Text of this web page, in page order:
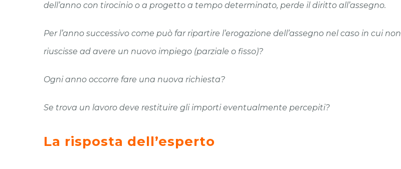
dell’anno con tirocinio o a progetto a tempo determinato, perde il diritto all’assegno.
Per l’anno successivo come può far ripartire l’erogazione dell’assegno nel caso in cui non
riuscisse ad avere un nuovo impiego (parziale o fisso)?
Ogni anno occorre fare una nuova richiesta?
Se trova un lavoro deve restituire gli importi eventualmente percepiti?
La risposta dell’esperto